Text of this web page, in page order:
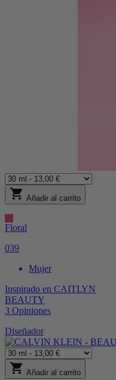
shopping_cart Añadir al carrito
Floral
039
Mujer
Inspirado en CAITLYN
BEAUTY
3 Opiniones
Diseñador
shopping_cart Añadir al carrito